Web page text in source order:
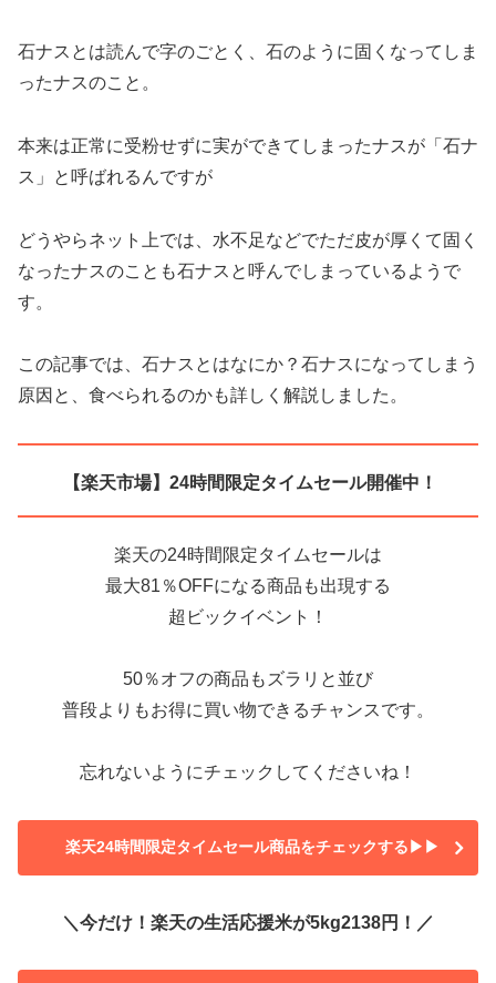
石ナスとは読んで字のごとく、石のように固くなってしま
ったナスのこと。
本来は正常に受粉せずに実ができてしまったナスが「石ナ
ス」と呼ばれるんですが
どうやらネット上では、水不足などでただ皮が厚くて固く
なったナスのことも石ナスと呼んでしまっているようで
す。
この記事では、石ナスとはなにか？石ナスになってしまう
原因と、食べられるのかも詳しく解説しました。
【楽天市場】24時間限定タイムセール開催中！
楽天の24時間限定タイムセールは
最大81％OFFになる商品も出現する
超ビックイベント！
50％オフの商品もズラリと並び
普段よりもお得に買い物できるチャンスです。
忘れないようにチェックしてくださいね！
楽天24時間限定タイムセール商品をチェックする▶▶
＼今だけ！楽天の生活応援米が5kg2138円！／